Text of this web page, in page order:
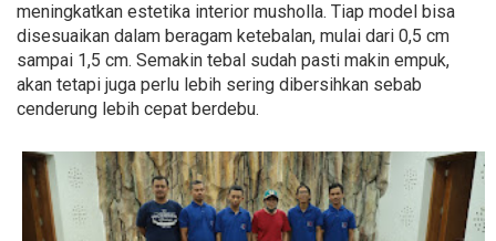
meningkatkan estetika interior musholla. Tiap model bisa
disesuaikan dalam beragam ketebalan, mulai dari 0,5 cm
sampai 1,5 cm. Semakin tebal sudah pasti makin empuk,
akan tetapi juga perlu lebih sering dibersihkan sebab
cenderung lebih cepat berdebu.